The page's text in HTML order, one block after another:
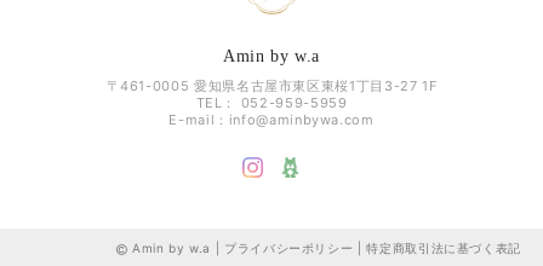
Amin by w.a
〒461-0005 愛知県名古屋市東区東桜1丁目3-27 1F
TEL： 052-959-5959
E-mail： info@aminbywa.com
Amin by w.a | プライバシーポリシー |特定商取引法に基づく表記